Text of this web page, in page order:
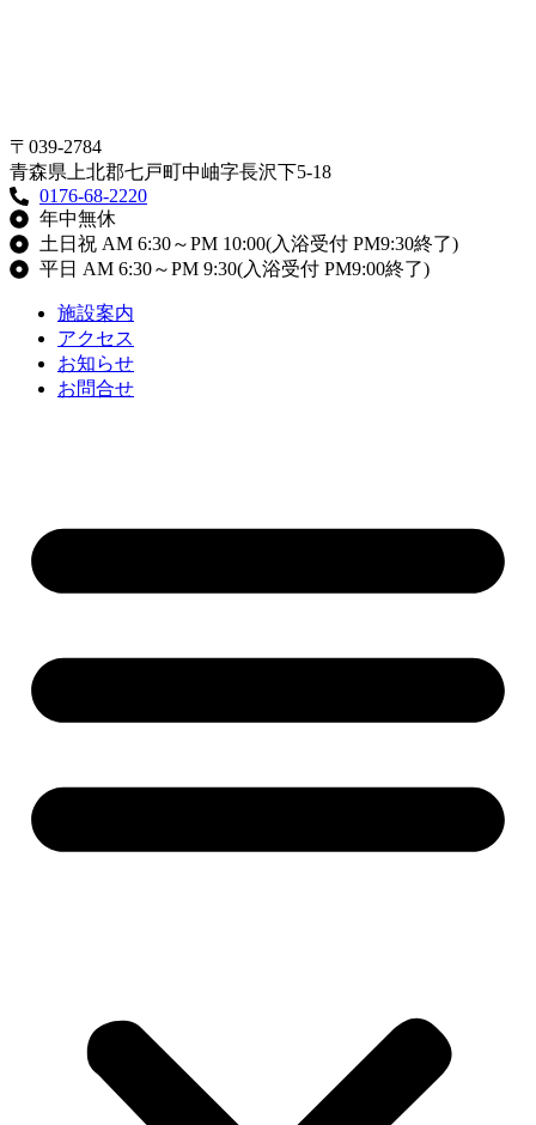
〒039-2784
青森県上北郡七戸町中岫字長沢下5-18
0176-68-2220
年中無休
土日祝 AM 6:30～PM 10:00(入浴受付 PM9:30終了)
平日 AM 6:30～PM 9:30(入浴受付 PM9:00終了)
施設案内
アクセス
お知らせ
お問合せ